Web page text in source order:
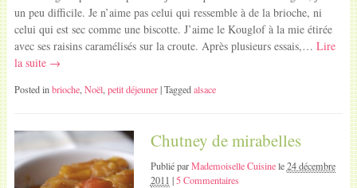
un peu difficile. Je n’aime pas celui qui ressemble à de la brioche, ni
celui qui est sec comme une biscotte. J’aime le Kouglof à la mie étirée
avec ses raisins caramélisés sur la croute. Après plusieurs essais,… Lire
la suite →
Posted inbrioche, Noël, petit déjeuner | Taggedalsace
Chutney de mirabelles
Publié parMademoiselle Cuisinele24 décembre
2011 | 5 Commentaires